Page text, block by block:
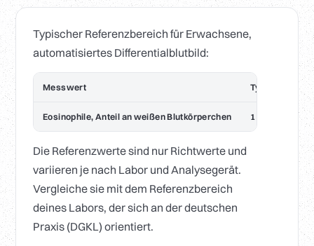
Typischer Referenzbereich für Erwachsene,
automatisiertes Differentialblutbild:
Messwert Typischer
Eosinophile, Anteil an weißen Blutkörperchen 1 bis 6 %
Die Referenzwerte sind nur Richtwerte und
variieren je nach Labor und Analysegerät.
Vergleiche sie mit dem Referenzbereich
deines Labors, der sich an der deutschen
Praxis (DGKL) orientiert.